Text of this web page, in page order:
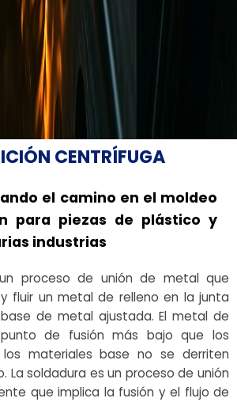
CENTRÍFUGA
el camino en el moldeo
para piezas de plástico y
industrias
proceso de unión de metal que
fluir un metal de relleno en la junta
de metal ajustada. El metal de
de fusión más bajo que los
materiales base no se derriten
La soldadura es un proceso de unión
que implica la fusión y el flujo de